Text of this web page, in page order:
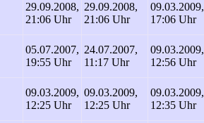
29.09.2008,
21:06 Uhr
29.09.2008,
21:06 Uhr
09.03.2009,
17:06 Uhr
05.07.2007,
19:55 Uhr
24.07.2007,
11:17 Uhr
09.03.2009,
12:56 Uhr
09.03.2009,
12:25 Uhr
09.03.2009,
12:25 Uhr
09.03.2009,
12:35 Uhr